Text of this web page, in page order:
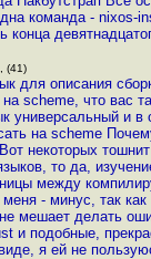
команда - nixos-
девятнадцатог
(41)
для описания
scheme, что вас
универсальный и в
на scheme
некоторых
то да,
между
- минус, так
мешает делать
и подобные,
я ей не